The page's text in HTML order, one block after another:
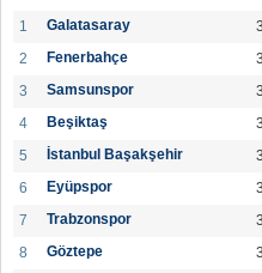
1 Galatasaray
2
Fenerbahçe
3
Samsunspor
4
Beşiktaş
5
İstanbul Başakşehir
6
Eyüpspor
7
Trabzonspor
8
Göztepe